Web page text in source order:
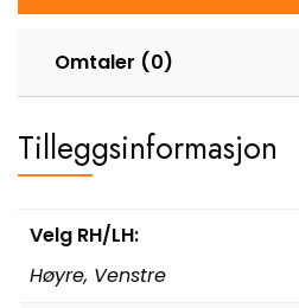
Omtaler (0)
Tilleggsinformasjon
Velg RH/LH:
Høyre, Venstre